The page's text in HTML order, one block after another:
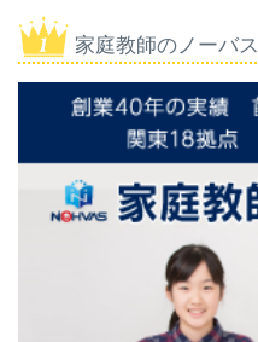
家庭教師のノーバス